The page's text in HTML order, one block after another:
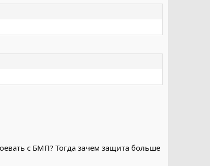
с БМП? Тогда зачем защита больше